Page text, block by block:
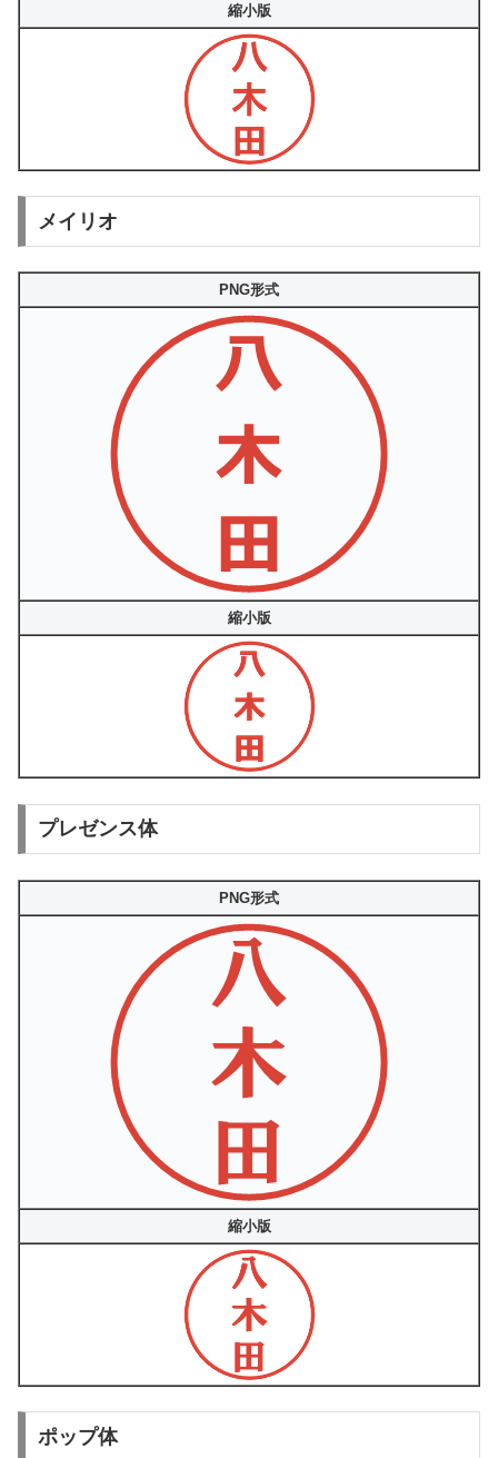
縮小版
メイリオ
PNG形式
縮小版
プレゼンス体
PNG形式
縮小版
ポップ体